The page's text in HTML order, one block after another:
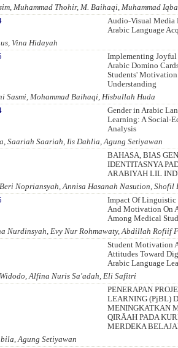
Muhammad Thohir, M. Baihaqi, Muhammad
Audio-Visual Media
Arabic Language
Vina Hidayah
Implementing
Arabic Domino
Students'
Understanding
Sasmi, Mohammad Baihaqi, Hisbullah Huda
Gender in Arabic
Learning: A Social-
Analysis
Saariah Saariah, Iis Dahlia, Agung Setiyawan
BAHASA, BIAS
IDENTITASNYA
ARABIYAH LIL
Nopriansyah, Annisa Hasanah Nasution, Shofil
Impact Of
And Motivation On
Among Medical
Nurdinsyah, Evy Nur Rohmawaty, Abdillah Rofiif
Student Motivation
Attitudes Toward
Arabic Language
Alfina Nuris Sa'adah, Eli Safitri
PENERAPAN
LEARNING (PjBL)
MENINGKATKAN
QIRĀAH PADA
MERDEKA
Agung Setiyawan